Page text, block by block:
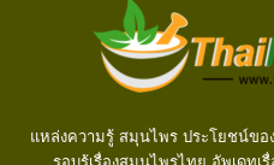
แหล่งความรู้ สมุนไพร ประโยชน์ข